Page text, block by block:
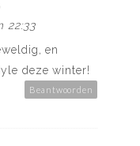
22:33
en
deze winter!
Beantwoorden